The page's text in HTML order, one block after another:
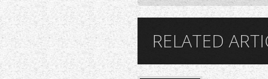
RELATED